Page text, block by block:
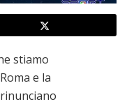
stiamo
e la